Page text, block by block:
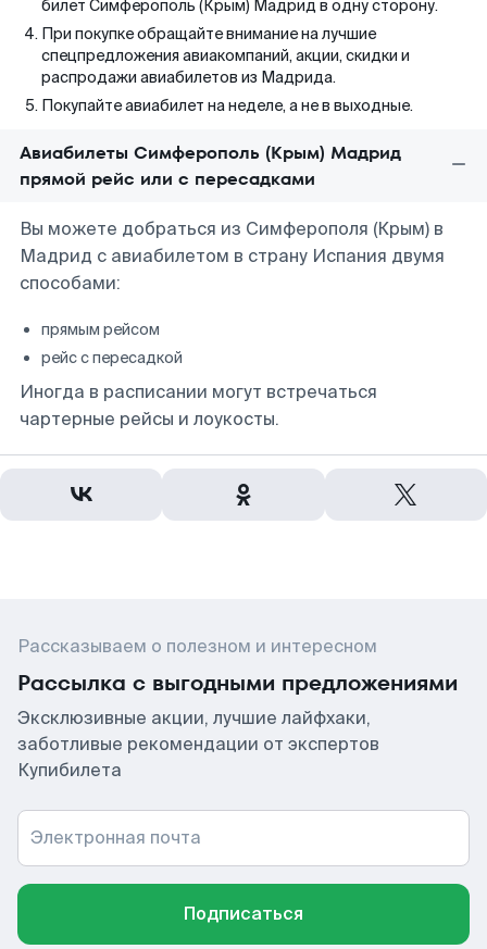
билет Симферополь (Крым) Мадрид в одну сторону.
При покупке обращайте внимание на лучшие
спецпредложения авиакомпаний, акции, скидки и
распродажи авиабилетов из Мадрида.
Покупайте авиабилет на неделе, а не в выходные.
Авиабилеты Симферополь (Крым) Мадрид
прямой рейс или с пересадками
Вы можете добраться из Симферополя (Крым) в
Мадрид с авиабилетом в страну Испания двумя
способами:
прямым рейсом
рейс с пересадкой
Иногда в расписании могут встречаться
чартерные рейсы и лоукосты.
Рассказываем о полезном и интересном
Рассылка с выгодными предложениями
Эксклюзивные акции, лучшие лайфхаки,
заботливые рекомендации от экспертов
Купибилета
Электронная почта
Подписаться